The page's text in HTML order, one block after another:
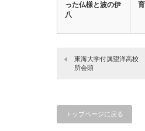
った仏様と波の伊
八
東海大学付属望洋高
所会頭
トップページに戻る